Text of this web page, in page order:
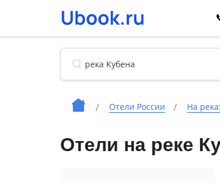
Отели России На
Отели на реке